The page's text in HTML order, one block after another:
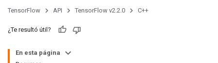
TensorFlow API TensorFlow v2.2.0 C++
¿Te resultó útil?
En esta página